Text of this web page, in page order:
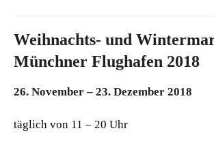
Weihnachts- und
Münchner Flughafen 2018
26. November – 23. Dezember 2018
täglich von 11 – 20 Uhr